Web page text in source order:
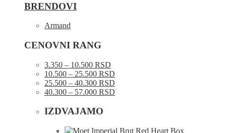
BRENDOVI
Armand
CENOVNI RANG
3.350 – 10.500 RSD
10.500 – 25.500 RSD
25.500 – 40.300 RSD
40.300 – 57.000 RSD
IZDVAJAMO